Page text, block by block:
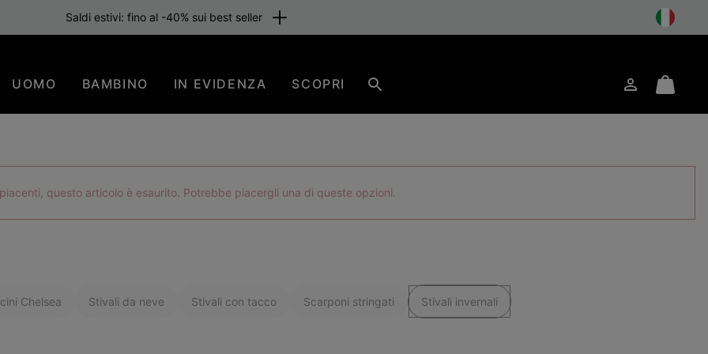
gratuita per i membri o per importi superiori a 80 €. Iscriviti subito
UOMO BAMBINO IN EVIDENZA SCOPRI AccessoMini
questo articolo è esaurito. Potrebbe piacergli una di queste opzioni.
Chelsea Stivali da neve Stivali con tacco Scarponi stringati Stivali invernali